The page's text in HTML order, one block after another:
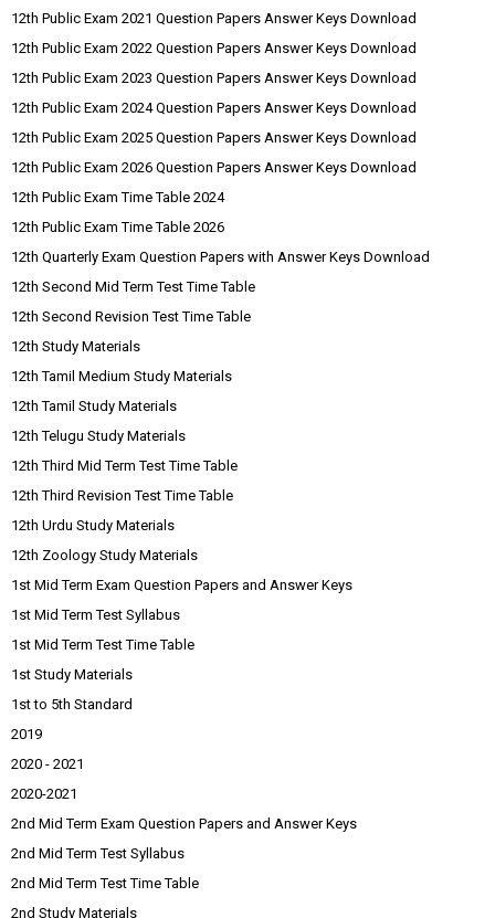
12th Public Exam 2021 Question Papers Answer Keys Download
12th Public Exam 2022 Question Papers Answer Keys Download
12th Public Exam 2023 Question Papers Answer Keys Download
12th Public Exam 2024 Question Papers Answer Keys Download
12th Public Exam 2025 Question Papers Answer Keys Download
12th Public Exam 2026 Question Papers Answer Keys Download
12th Public Exam Time Table 2024
12th Public Exam Time Table 2026
12th Quarterly Exam Question Papers with Answer Keys Download
12th Second Mid Term Test Time Table
12th Second Revision Test Time Table
12th Study Materials
12th Tamil Medium Study Materials
12th Tamil Study Materials
12th Telugu Study Materials
12th Third Mid Term Test Time Table
12th Third Revision Test Time Table
12th Urdu Study Materials
12th Zoology Study Materials
1st Mid Term Exam Question Papers and Answer Keys
1st Mid Term Test Syllabus
1st Mid Term Test Time Table
1st Study Materials
1st to 5th Standard
2019
2020 - 2021
2020-2021
2nd Mid Term Exam Question Papers and Answer Keys
2nd Mid Term Test Syllabus
2nd Mid Term Test Time Table
2nd Study Materials